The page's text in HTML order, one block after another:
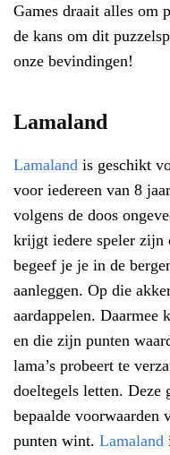
Games draait alles om
de kans om dit
onze bevindingen!
Lamaland
Lamaland is geschikt
voor iedereen van 8
volgens de doos
krijgt iedere speler zijn
begeef je je in de
aanleggen. Op die
aardappelen. Daarmee
en die zijn punten
lama’s probeert te
doeltegels letten. Deze
bepaalde voorwaarden
punten wint. Lamaland